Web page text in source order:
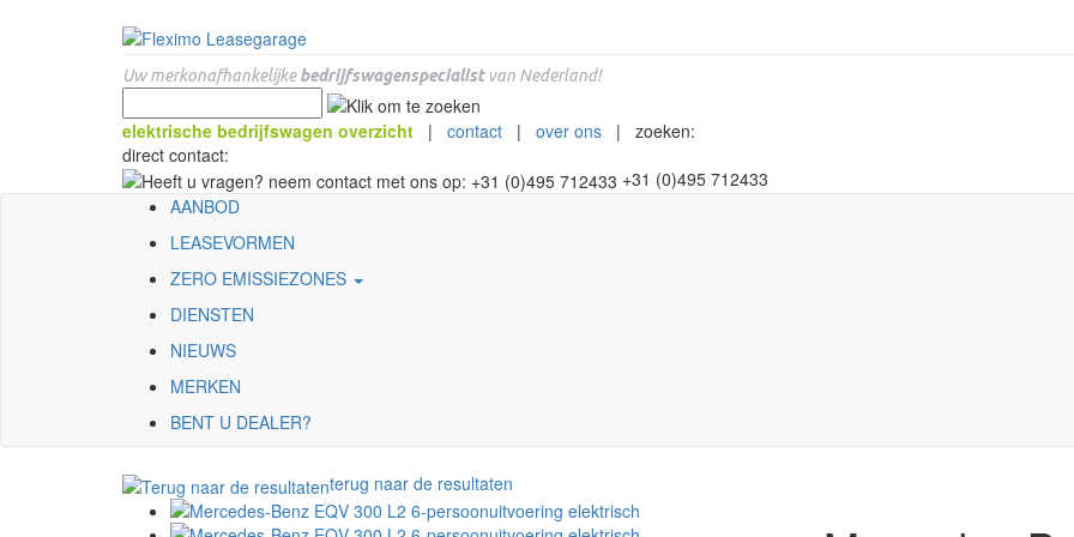
Uw merkonafhankelijkebedrijfswagenspecialistvan Nederland!
elektrische bedrijfswagen overzicht | contact | over ons | zoeken:
direct contact:
+31 (0)495 712433
AANBOD
LEASEVORMEN
ZERO EMISSIEZONES
DIENSTEN
NIEUWS
MERKEN
BENT U DEALER?
terug naar de resultaten